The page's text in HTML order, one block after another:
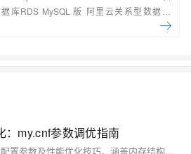
库RDS MySQL 版 阿里云关系型数据库
Service）是一种稳定可靠、可弹性伸缩的在
：my.cnf参数调优指南
本文深入解析了MySQL核心配置参数及性能优化技巧，涵盖内存结构、调优原则、存储引擎优化、查询性能优化等内容，通过实战案例帮助读者构建高性能MySQL服务器配置，解决常见的性能瓶颈问题。